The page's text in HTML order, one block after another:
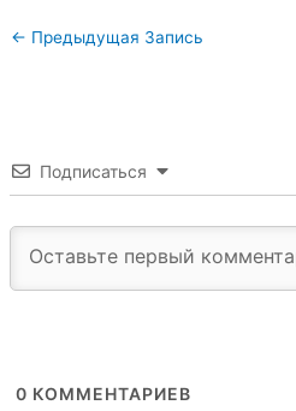
← Предыдущая Запись
Подписаться
0 КОММЕНТАРИЕВ